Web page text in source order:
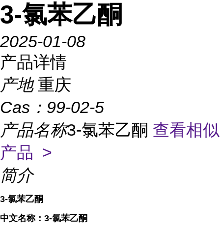
3-氯苯乙酮
2025-01-08
产品详情
产地 重庆
Cas： 99-02-5
产品名称3-氯苯乙酮 查看相似
产品 >
简介
3-氯苯乙酮
中文名称：3-氯苯乙酮